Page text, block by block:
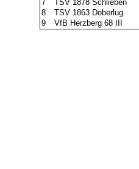
7
TSV 1878 Schlieben
8
TSV 1863 Doberlug
9
VfB Herzberg 68 III